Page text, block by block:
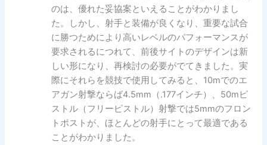
のは、優れた妥協案といえることがわかりまし
た。しかし、射手と装備が良くなり、重要な試合
に勝つためにより高いレベルのパフォーマンスが
要求されるにつれて、前後サイトのデザインは新
しい形になり、再検討の必要がでてきました。実
際にそれらを競技で使用してみると、10mでのエ
アガン射撃ならば4.5mm（.177インチ）、50mピ
ストル（フリーピストル）射撃では5mmのフロン
トポストが、ほとんどの射手にとって最適である
ことがわかりました。